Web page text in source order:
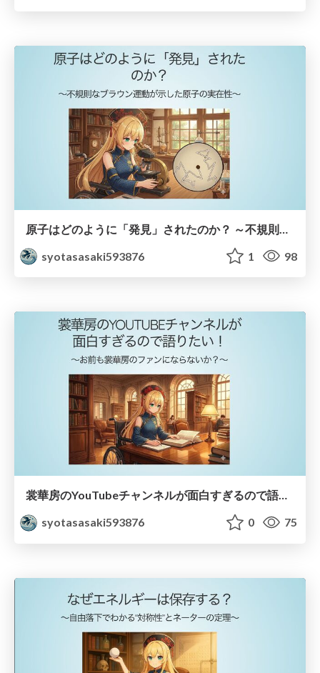
syotasasaki593876
1 98
裳華房のYouTubeチャンネルが面白すぎるので語りたい！ 〜お前も裳華房のファンにならないか？〜
syotasasaki593876
0 75